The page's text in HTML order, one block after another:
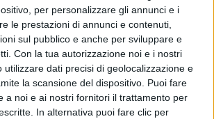
per personalizzare gli annunci e i
le prestazioni di annunci e contenuti,
sul pubblico e anche per sviluppare e
Con la tua autorizzazione noi e i nostri
utilizzare dati precisi di geolocalizzazione e
la scansione del dispositivo. Puoi fare
a noi e ai nostri fornitori il trattamento per
In alternativa puoi fare clic per
Villaricca
giorni fa
albero mutilato in Santa Maria a Cubito:
5 giorni fa
dé Goti , “Radici e Futuro”: dopo la festa